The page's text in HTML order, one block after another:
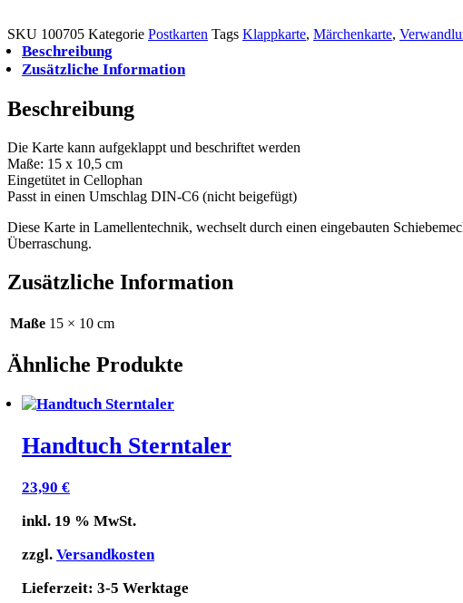
Froschkönig
Menge
SKU 100705 Kategorie Postkarten Tags Klappkarte, Märchenkarte,
Beschreibung
Zusätzliche Information
Beschreibung
Die Karte kann aufgeklappt und beschriftet werden
Maße: 15 x 10,5 cm
Eingetütet in Cellophan
Passt in einen Umschlag DIN-C6 (nicht beigefügt)
Diese Karte in Lamellentechnik, wechselt durch einen eingebauten
Überraschung.
Zusätzliche Information
Maße 15 × 10 cm
Ähnliche Produkte
Handtuch Sterntaler
23,90 €
inkl. 19 % MwSt.
zzgl. Versandkosten
Lieferzeit: 3-5 Werktage